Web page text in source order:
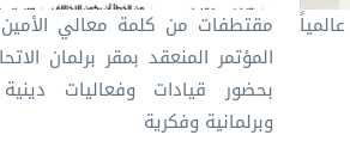
مقتطفات من كلمة معالي
المؤتمر المنعقد بمقر برلمان
بحضور قيادات وفعاليات
وبرلمانية وفكرية